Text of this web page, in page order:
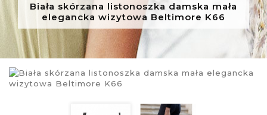
Biała skórzana listonoszka damska mała
elegancka wizytowa Beltimore K66